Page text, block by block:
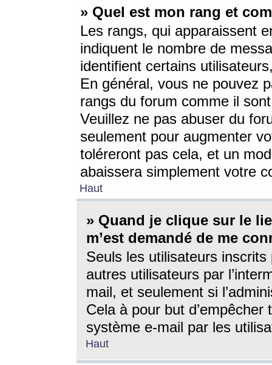
» Quel est mon rang et
Les rangs, qui apparaissent
indiquent le nombre de
identifient certains
En général, vous ne pouvez
rangs du forum comme il
Veuillez ne pas abuser du
seulement pour augmenter
toléreront pas cela, et un
abaissera simplement votre
Haut
» Quand je clique sur le
m’est demandé de me
Seuls les utilisateurs
autres utilisateurs par
mail, et seulement si
Cela à pour but
système e-mail par les
Haut